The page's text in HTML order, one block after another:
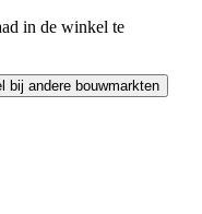
in de winkel te
bij andere bouwmarkten